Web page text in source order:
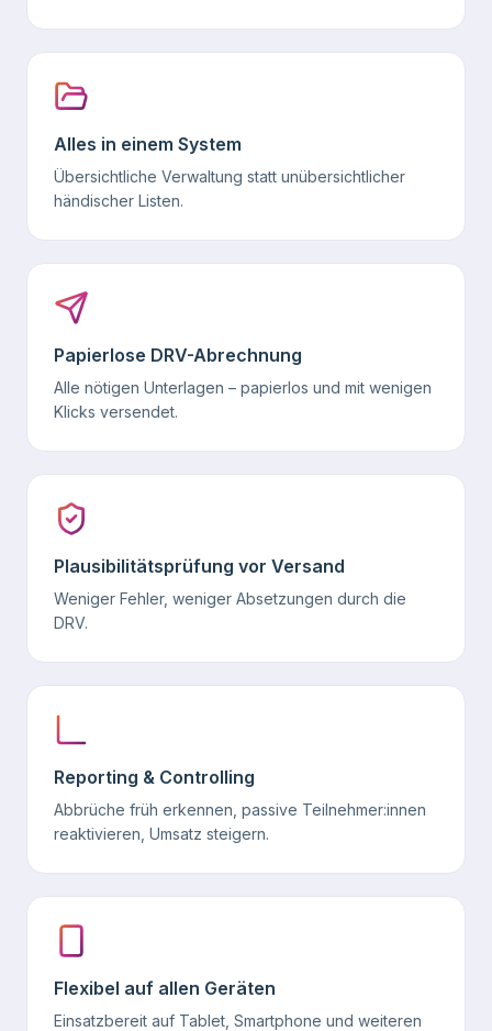
Alles in einem System
Übersichtliche Verwaltung statt unübersichtlicher
händischer Listen.
Papierlose DRV-Abrechnung
Alle nötigen Unterlagen – papierlos und mit wenigen
Klicks versendet.
Plausibilitätsprüfung vor Versand
Weniger Fehler, weniger Absetzungen durch die
DRV.
Reporting & Controlling
Abbrüche früh erkennen, passive Teilnehmer:innen
reaktivieren, Umsatz steigern.
Flexibel auf allen Geräten
Einsatzbereit auf Tablet, Smartphone und weiteren